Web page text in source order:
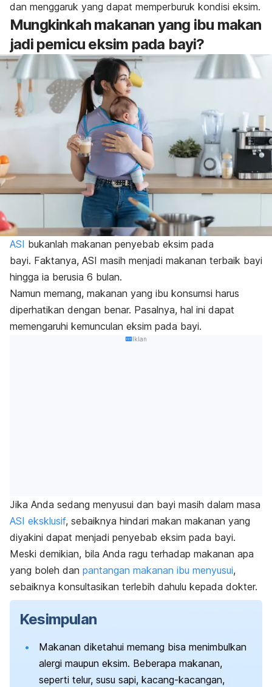
dan menggaruk yang dapat memperburuk kondisi eksim.
Mungkinkah makanan yang ibu makan
jadi pemicu eksim pada bayi?
ASI bukanlah makanan penyebab eksim pada
bayi. Faktanya, ASI masih menjadi makanan terbaik bayi
hingga ia berusia 6 bulan.
Namun memang, makanan yang ibu konsumsi harus
diperhatikan dengan benar. Pasalnya, hal ini dapat
memengaruhi kemunculan eksim pada bayi.
Iklan
Jika Anda sedang menyusui dan bayi masih dalam masa
ASI eksklusif, sebaiknya hindari makan makanan yang
diyakini dapat menjadi penyebab eksim pada bayi.
Meski demikian, bila Anda ragu terhadap makanan apa
yang boleh dan pantangan makanan ibu menyusui,
sebaiknya konsultasikan terlebih dahulu kepada dokter.
Kesimpulan
Makanan diketahui memang bisa menimbulkan
alergi maupun eksim. Beberapa makanan,
seperti telur, susu sapi, kacang-kacangan,